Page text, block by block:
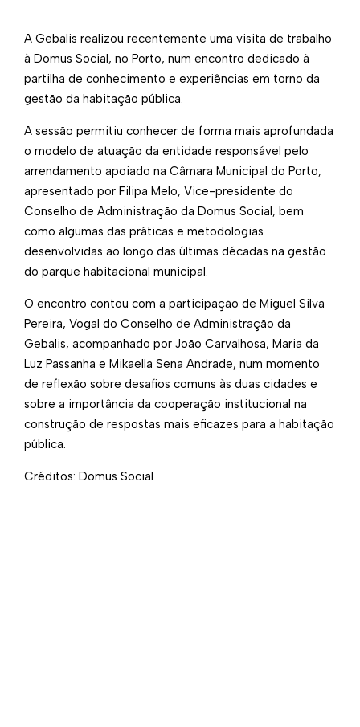
A Gebalis realizou recentemente uma visita de trabalho
à Domus Social, no Porto, num encontro dedicado à
partilha de conhecimento e experiências em torno da
gestão da habitação pública.
A sessão permitiu conhecer de forma mais aprofundada
o modelo de atuação da entidade responsável pelo
arrendamento apoiado na Câmara Municipal do Porto,
apresentado por Filipa Melo, Vice-presidente do
Conselho de Administração da Domus Social, bem
como algumas das práticas e metodologias
desenvolvidas ao longo das últimas décadas na gestão
do parque habitacional municipal.
O encontro contou com a participação de Miguel Silva
Pereira, Vogal do Conselho de Administração da
Gebalis, acompanhado por João Carvalhosa, Maria da
Luz Passanha e Mikaella Sena Andrade, num momento
de reflexão sobre desafios comuns às duas cidades e
sobre a importância da cooperação institucional na
construção de respostas mais eficazes para a habitação
pública.
Créditos: Domus Social